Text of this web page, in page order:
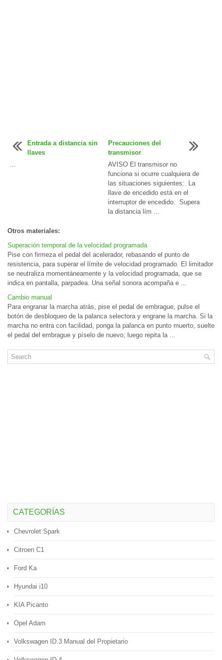
Entrada a distancia sin
llaves
...
Precauciones del
transmisor
AVISO El transmisor no
funciona si ocurre cualquiera de
las situaciones siguientes: La
llave de encedido está en el
interruptor de encedido. Supera
la distancia lím ...
Otros materiales:
Superación temporal de la velocidad programada
Pise con firmeza el pedal del acelerador, rebasando el punto de
resistencia, para superar el límite de velocidad programado. El limitador
se neutraliza momentáneamente y la velocidad programada, que se
indica en pantalla, parpadea. Una señal sonora acompaña e ...
Cambio manual
Para engranar la marcha atrás, pise el pedal de embrague, pulse el
botón de desbloqueo de la palanca selectora y engrane la marcha. Si la
marcha no entra con facilidad, ponga la palanca en punto muerto, suelte
el pedal del embrague y píselo de nuevo; luego repita la ...
CATEGORÍAS
Chevrolet Spark
Citroen C1
Ford Ka
Hyundai i10
KIA Picanto
Opel Adam
Volkswagen ID.3 Manual del Propietario